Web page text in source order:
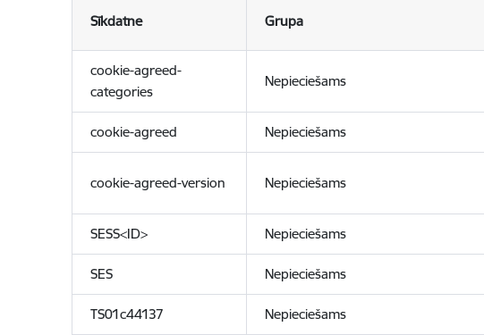
Sīkdatne Grupa
cookie-agreed-
categories
Nepieciešams
cookie-agreed Nepieciešams
cookie-agreed-version Nepieciešams
SESS<ID> Nepieciešams
SES Nepieciešams
TS01c44137 Nepieciešams